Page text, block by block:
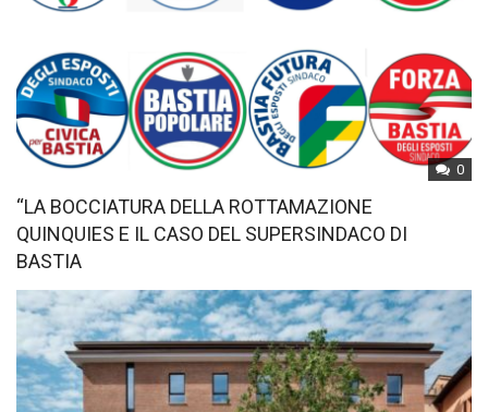
0
“LA BOCCIATURA DELLA ROTTAMAZIONE
QUINQUIES E IL CASO DEL SUPERSINDACO DI
BASTIA